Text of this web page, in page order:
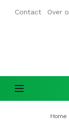
Contact Over
Home